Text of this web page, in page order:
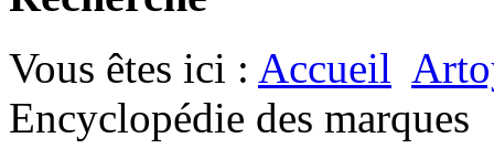
Vous êtes ici : Accueil
Encyclopédie des marques